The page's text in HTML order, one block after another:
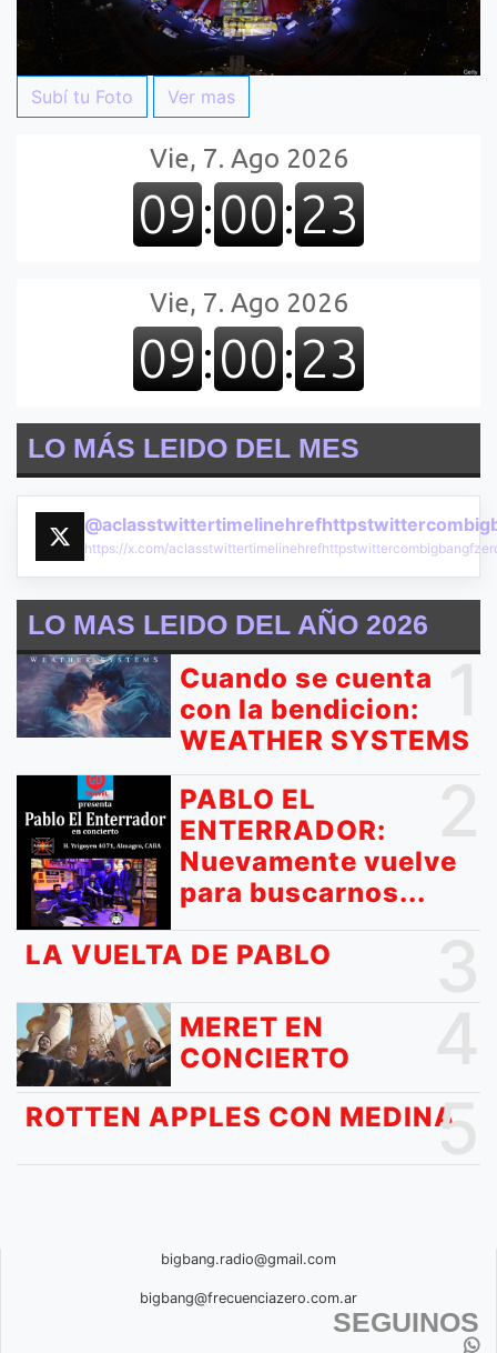
Subí tu Foto Ver mas
LO MÁS LEIDO DEL MES
https://x.com/
LO MAS LEIDO DEL AÑO 2026
Cuando se cuenta
con la bendicion:
WEATHER SYSTEMS
PABLO EL
ENTERRADOR:
Nuevamente vuelve
para buscarnos...
LA VUELTA DE PABLO
MERET EN
CONCIERTO
5
ROTTEN APPLES CON MEDINA
bigbang.radio@gmail.com
bigbang@frecuenciazero.com.ar
SEGUINOS